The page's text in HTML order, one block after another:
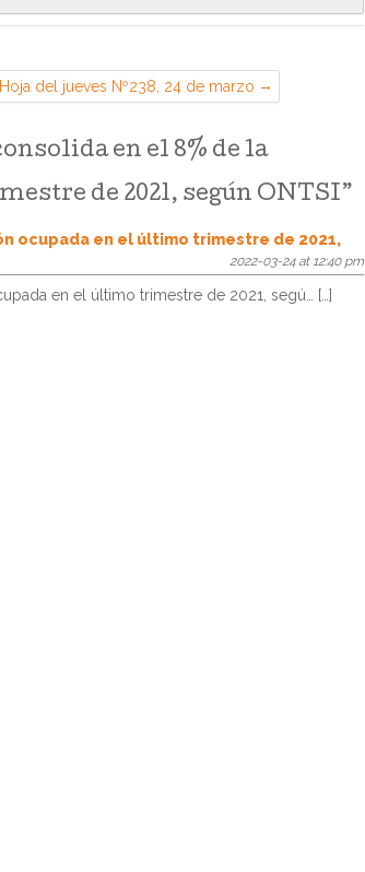
Hoja del jueves Nº238, 24 de marzo
de 2022 (Sección Sindical de CGT
en el 8% de la
de 2021, según ONTSI”
ocupada en el último trimestre de 2021,
2022-03-24 at 12:40 pm
en el último trimestre de 2021, segú… […]